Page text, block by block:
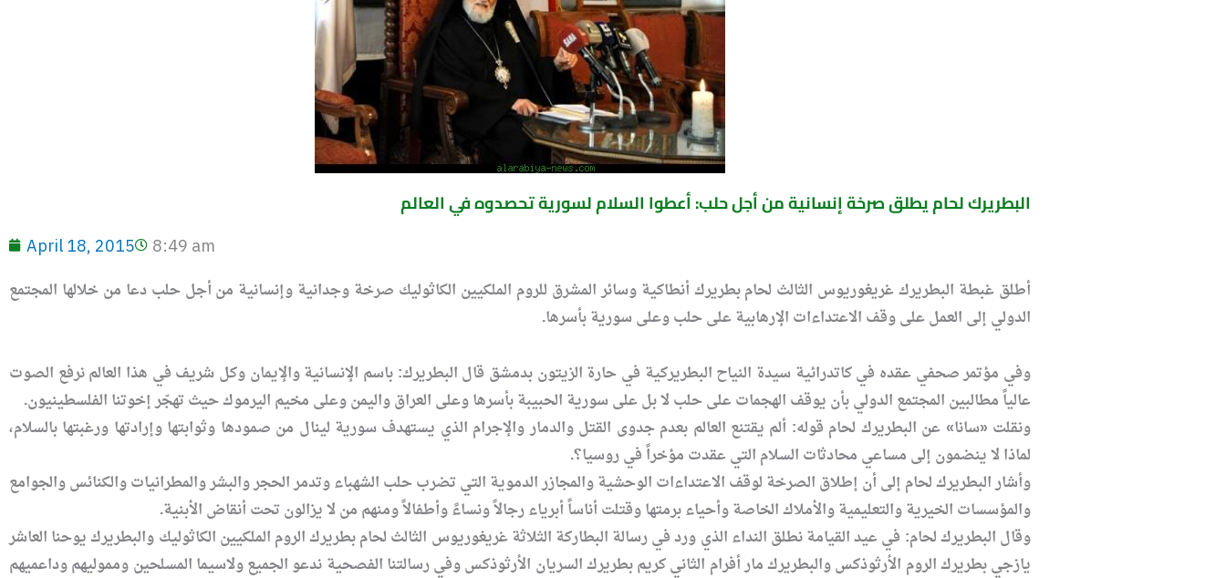
البطريرك لحام يطلق صرخة إنسانية من أجل حلب: أعطوا السلام لسورية تحصدوه في العالم
April 18, 2015 8:49 am
أطلق غبطة البطريرك غريغوريوس الثالث لحام بطريرك أنطاكية وسائر المشرق للروم الملكيين الكاثوليك صرخة وجدانية وإنسانية من أجل حلب دعا من خلالها المجتمع
الدولي إلى العمل على وقف الاعتداءات الإرهابية على حلب وعلى سورية بأسرها.
وفي مؤتمر صحفي عقده في كاتدرائية سيدة النياح البطريركية في حارة الزيتون بدمشق قال البطريرك: باسم الإنسانية والإيمان وكل شريف في هذا العالم نرفع الصوت
عالياً مطالبين المجتمع الدولي بأن يوقف الهجمات على حلب لا بل على سورية الحبيبة بأسرها وعلى العراق واليمن وعلى مخيم اليرموك حيث تهجّر إخوتنا الفلسطينيون.
ونقلت «سانا» عن البطريرك لحام قوله: ألم يقتنع العالم بعدم جدوى القتل والدمار والإجرام الذي يستهدف سورية لينال من صمودها وثوابتها وإرادتها ورغبتها بالسلام،
لماذا لا ينضمون إلى مساعي محادثات السلام التي عقدت مؤخراً في روسيا؟.
وأشار البطريرك لحام إلى أن إطلاق الصرخة لوقف الاعتداءات الوحشية والمجازر الدموية التي تضرب حلب الشهباء وتدمر الحجر والبشر والمطرانيات والكنائس والجوامع
والمؤسسات الخيرية والتعليمية والأملاك الخاصة وأحياء برمتها وقتلت أناساً أبرياء رجالاً ونساءً وأطفالاً ومنهم من لا يزالون تحت أنقاض الأبنية.
وقال البطريرك لحام: في عيد القيامة نطلق النداء الذي ورد في رسالة البطاركة الثلاثة غريغوريوس الثالث لحام بطريرك الروم الملكيين الكاثوليك والبطريرك يوحنا العاشر
يازجي بطريرك الروم الأرثوذكس والبطريرك مار أفرام الثاني كريم بطريرك السريان الأرثوذكس وفي رسالتنا الفصحية ندعو الجميع ولاسيما المسلحين ومموليهم وداعميهم